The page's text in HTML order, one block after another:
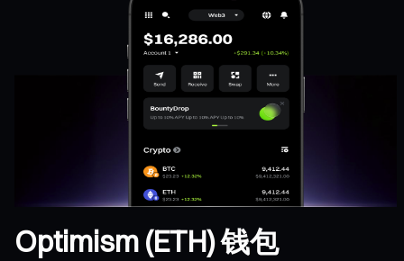
Optimism (ETH) 钱包